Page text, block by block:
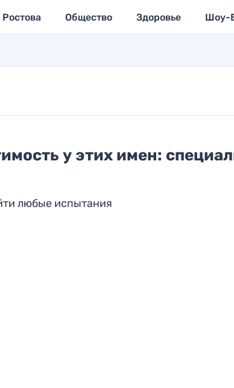
Общество Здоровье Шоу-
у этих имен:
любые испытания